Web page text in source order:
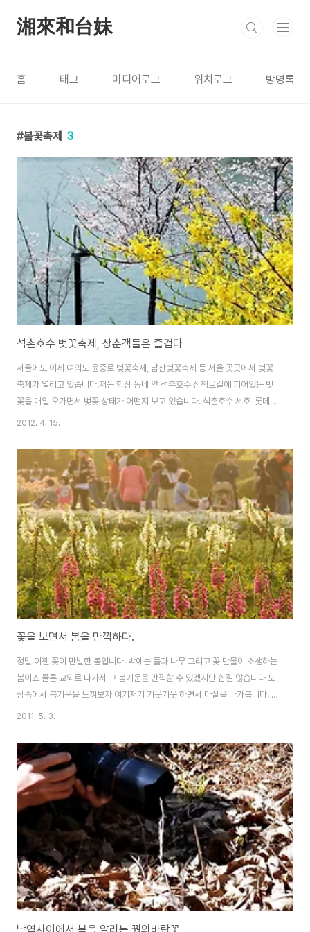
湘來和台妹
홈 태그 미디어로그 위치로그 방명록
봄꽃축제 3
석촌호수 벚꽃축제, 상춘객들은 즐겁다
서울에도 이제 여의도 윤중로 벚꽃축제, 남산벚꽃축제 등 서울 곳곳에서 벚꽃
축제가 열리고 있습니다.저는 항상 동네 앞 석촌호수 산책로길에 피어있는 벚
꽃을 매일 오가면서 벚꽃 상태가 어떤지 보고 있습니다. 석촌호수 서호-롯데월
드 방향쪽은 이미 만개한 꽃들이 많습니다. 같은 서호라고 해도 롯데월드 맞은
있습니다. 동호에는 화요일쯤 되면 벚꽃이 만개하지 않을까요?작년에 비해 아
직 벚꽃들의 채비가 늦네요. 연인, 가족 그리고 친구들과 함께 분홍색, 노란색
봄꽃 배경으로 사진을 담아내는 모습을 볼 수 있습니다.일요일인 오늘 날씨도
좋으니 봄꽃구경 하러 고고고~
2012. 4. 15.
꽃을 보면서 봄을 만끽하다.
정말 이젠 꽃이 만발한 봄입니다. 밖에는 풀과 나무 그리고 꽃 만물이 소생하는
봄이죠 물론 교외로 나가서 그 봄기운을 만끽할 수 있겠지만 쉽질 않습니다 도
심속에서 봄기운을 느껴보자 여기저기 기웃기웃 하면서 마실을 나가봅니다. 튤
립이 정말 아름답게 심어져 있습니다. 해질 무렵..다시 꽃축제가 열리고 있는 꽃
2011. 5. 3.